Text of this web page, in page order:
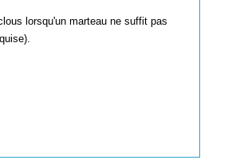
lorsqu'un marteau ne suffit pas